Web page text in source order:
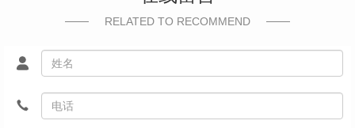
RELATED TO RECOMMEND